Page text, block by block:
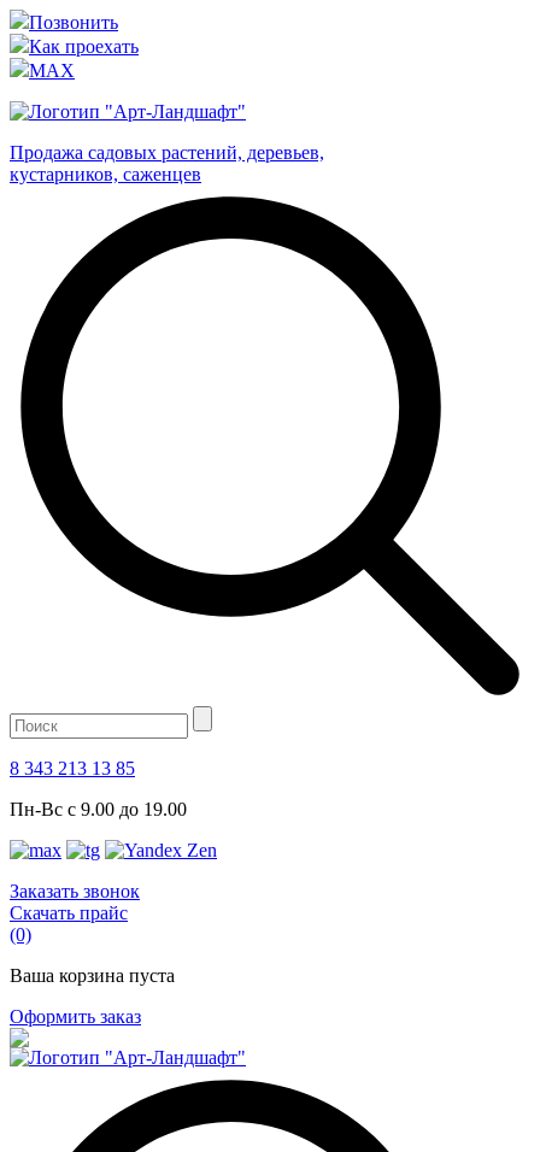
Позвонить
Как проехать
MAX
Продажа садовых растений, деревьев,
кустарников, саженцев
8 343 213 13 85
Пн-Вс с 9.00 до 19.00
Заказать звонок
Скачать прайс
(0)
Ваша корзина пуста
Оформить заказ